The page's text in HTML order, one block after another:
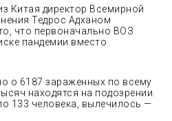
Китая директор Всемирной
Тедрос Адханом
что первоначально ВОЗ
пандемии вместо
о 6187 зараженных по всему
находятся на подозрении.
133 человека, вылечилось —